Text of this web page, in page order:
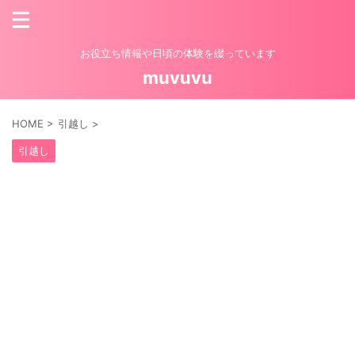
お役立ち情報や日頃の体験を綴っています
muvuvu
HOME > 引越し >
引越し